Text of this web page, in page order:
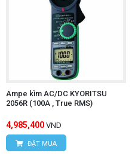
Ampe kìm AC/DC KYORITSU
2056R (100A , True RMS)
4,985,400 VND
ĐẶT MUA